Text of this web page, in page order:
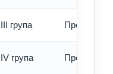
III група Превод -
IV група Превод -